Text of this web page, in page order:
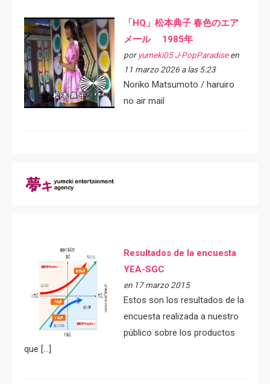
「HQ」松本典子 春色のエア
メール 1985年
por yumeki05 J-PopParadiseen
11 marzo 2026 a las 5:23
Noriko Matsumoto / haruiro
no air mail
Resultados de la encuesta
YEA-SGC
en 17 marzo 2015
Estos son los resultados de la
encuesta realizada a nuestro
público sobre los productos
que […]